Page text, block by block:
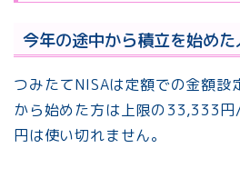
今年の途中から積立を始めた
つみたてNISAは定額での金額設
から始めた方は上限の33,333
円は使い切れません。